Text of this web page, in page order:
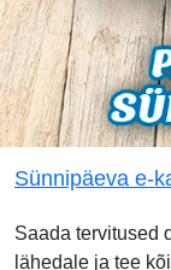
Sünnipäeva e-
Saada tervitused
lähedale ja tee